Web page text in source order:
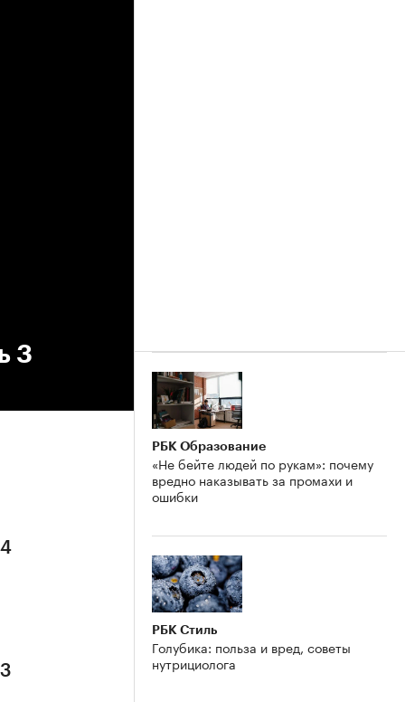
3
РБК Образование
«Не бейте людей по рукам»: почему
вредно наказывать за промахи и
ошибки
РБК Стиль
Голубика: польза и вред, советы
нутрициолога